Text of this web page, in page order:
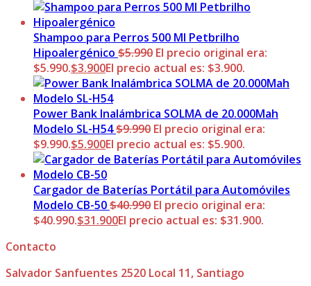
Shampoo para Perros 500 Ml Petbrilho
Hipoalergénico $5.990 El precio original era:
$5.990.$3.900El precio actual es: $3.900.
Power Bank Inalámbrica SOLMA de 20.000Mah
Modelo SL-H54$9.990 El precio original era:
$9.990.$5.900El precio actual es: $5.900.
Cargador de Baterías Portátil para Automóviles
Modelo CB-50$40.990 El precio original era:
$40.990.$31.900El precio actual es: $31.900.
Contacto
Salvador Sanfuentes 2520 Local 11, Santiago